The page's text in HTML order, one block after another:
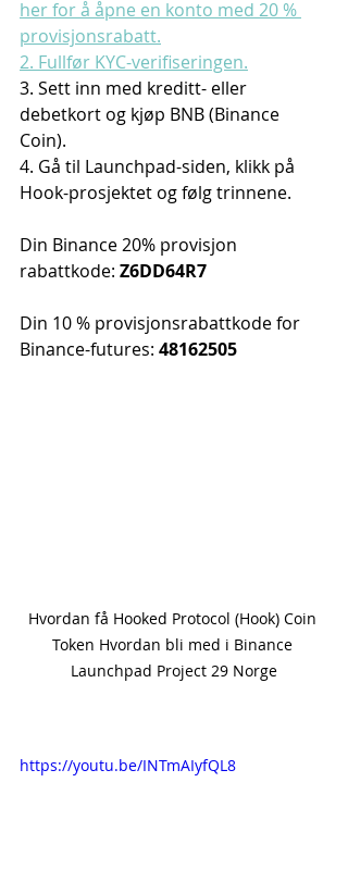
her for å åpne en konto med 20 %
provisjonsrabatt.
2. Fullfør KYC-verifiseringen.
3. Sett inn med kreditt- eller
debetkort og kjøp BNB (Binance
Coin).
4. Gå til Launchpad-siden, klikk på
Hook-prosjektet og følg trinnene.
Din Binance 20% provisjon
rabattkode: Z6DD64R7
Din 10 % provisjonsrabattkode for
Binance-futures: 48162505
Hvordan få Hooked Protocol (Hook) Coin
Token Hvordan bli med i Binance
Launchpad Project 29 Norge
https://youtu.be/INTmAIyfQL8